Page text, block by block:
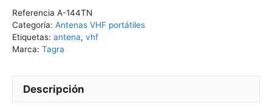
150
cantidad
Referencia A-144TN
Categoría: Antenas VHF portátiles
Etiquetas: antena, vhf
Marca: Tagra
Descripción